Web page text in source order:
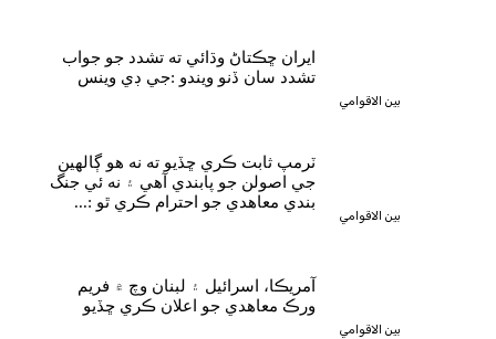
بين الاقوامي
ايران ڇڪتاڻ وڌائي ته تشدد جو جواب
تشدد سان ڏنو ويندو :جي ڊي وينس
بين الاقوامي
ٽرمپ ثابت ڪري ڇڏيو ته نه هو ڳالهين
جي اصولن جو پابندي آهي ۽ نه ئي جنگ
بندي معاهدي جو احترام ڪري ٿو :...
بين الاقوامي
آمريڪا، اسرائيل ۽ لبنان وچ ۾ فريم
ورڪ معاهدي جو اعلان ڪري ڇڏيو